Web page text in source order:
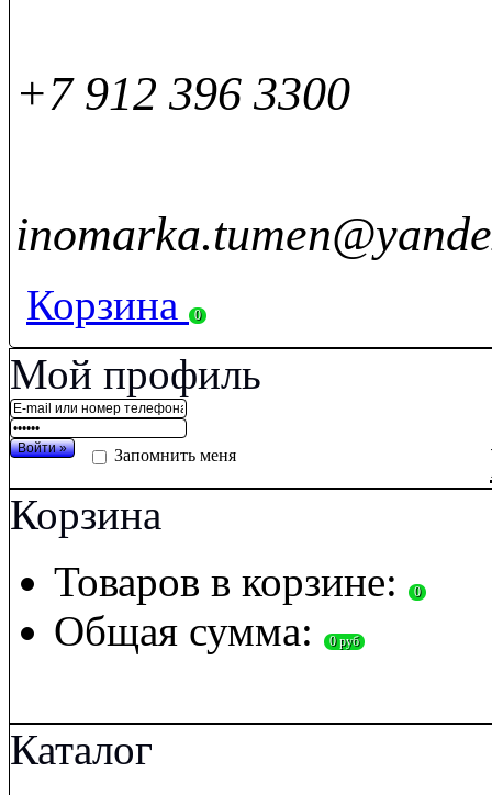
+7 912 396 3300
Корзина 0
Мой профиль
Запомнить меня
Корзина
Товаров в корзине:
0
Общая сумма: 0 руб
Каталог